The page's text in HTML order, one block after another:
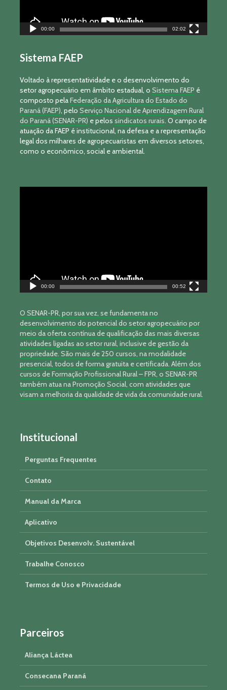
00:00 02:02
Sistema FAEP
Voltado à representatividade e o desenvolvimento do
setor agropecuário em âmbito estadual, o Sistema FAEP é
composto pelaFederação da Agricultura do Estado do
Paraná (FAEP), pelo Serviço Nacional de Aprendizagem Rural
do Paraná (SENAR-PR) e pelos sindicatos rurais. O campo de
atuação da FAEP é institucional, na defesa e a representação
legal dos milhares de agropecuaristas em diversos setores,
como o econômico, social e ambiental.
00:00 00:52
O SENAR-PR, por sua vez, se fundamenta no
desenvolvimento do potencial do setor agropecuário por
meio da oferta contínua de qualificação das mais diversas
atividades ligadas ao setor rural, inclusive de gestão da
propriedade. São mais de 250 cursos, na modalidade
presencial, todos de forma gratuita e certificada. Além dos
cursos de Formação Profissional Rural – FPR, o SENAR-PR
também atua na Promoção Social, com atividades que
visam a melhoria da qualidade de vida da comunidade rural.
Institucional
Perguntas Frequentes
Contato
Manual da Marca
Aplicativo
Objetivos Desenvolv. Sustentável
Trabalhe Conosco
Termos de Uso e Privacidade
Parceiros
Aliança Láctea
Consecana Paraná